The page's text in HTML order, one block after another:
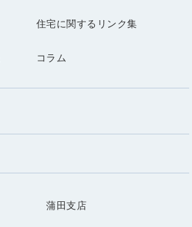
住宅に関するリンク集
コラム
蒲田支店